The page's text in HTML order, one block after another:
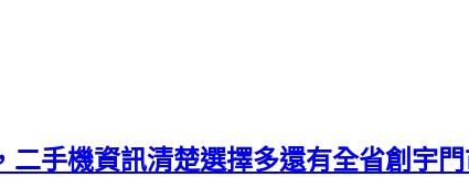
二手機資訊清楚選擇多還有全省創宇